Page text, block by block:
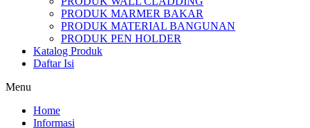
PRODUK MARMER BAKAR
PRODUK MATERIAL BANGUNAN
PRODUK PEN HOLDER
Katalog Produk
Daftar Isi
Menu
Home
Informasi